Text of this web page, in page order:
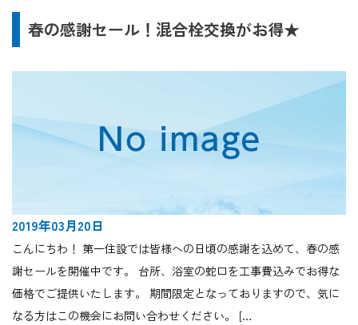
春の感謝セール！混合栓交換がお得★
2019年03月20日
こんにちわ！ 第一住設では皆様への日頃の感謝を込めて、春の感
謝セールを開催中です。 台所、浴室の蛇口を工事費込みでお得な
価格でご提供いたします。 期間限定となっておりますので、気に
なる方はこの機会にお問い合わせください。 […